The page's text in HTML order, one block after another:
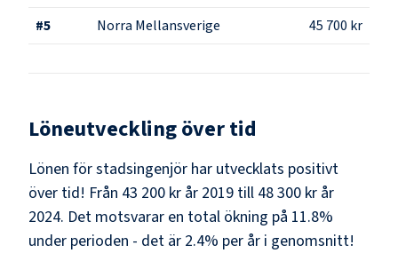
#5 Norra Mellansverige 45 700 kr
Löneutveckling över tid
Lönen för stadsingenjör har utvecklats positivt
över tid! Från 43 200 kr år 2019 till 48 300 kr år
2024. Det motsvarar en total ökning på 11.8%
under perioden - det är 2.4% per år i genomsnitt!